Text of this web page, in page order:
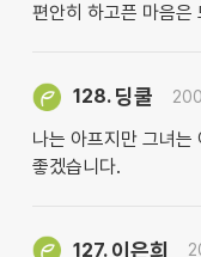
편안히 하고픈 마음은
128. 딩쿨
나는 아프지만 그녀는
좋겠습니다.
127. 이은희